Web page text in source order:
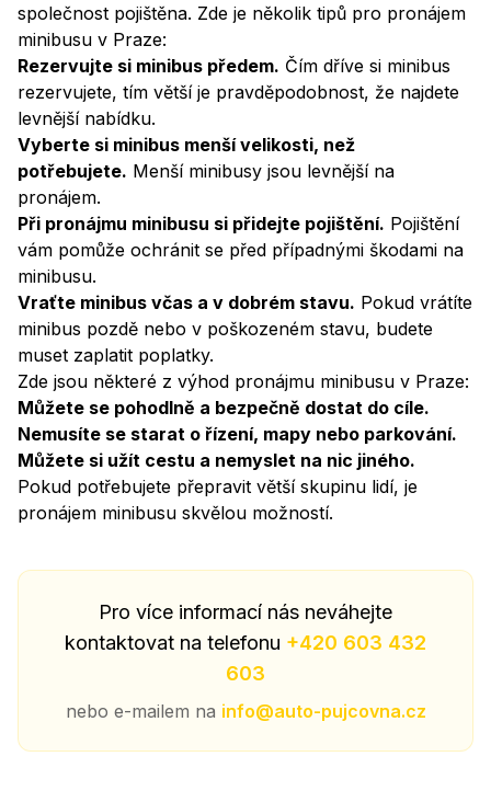
společnost pojištěna. Zde je několik tipů pro pronájem
minibusu v Praze:
Rezervujte si minibus předem. Čím dříve si minibus
rezervujete, tím větší je pravděpodobnost, že najdete
levnější nabídku.
Vyberte si minibus menší velikosti, než
potřebujete. Menší minibusy jsou levnější na
pronájem.
Při pronájmu minibusu si přidejte pojištění. Pojištění
vám pomůže ochránit se před případnými škodami na
minibusu.
Vraťte minibus včas a v dobrém stavu. Pokud vrátíte
minibus pozdě nebo v poškozeném stavu, budete
muset zaplatit poplatky.
Zde jsou některé z výhod pronájmu minibusu v Praze:
Můžete se pohodlně a bezpečně dostat do cíle.
Nemusíte se starat o řízení, mapy nebo parkování.
Můžete si užít cestu a nemyslet na nic jiného.
Pokud potřebujete přepravit větší skupinu lidí, je
pronájem minibusu skvělou možností.
Pro více informací nás neváhejte
kontaktovat na telefonu +420 603 432
603
nebo e-mailem na info@auto-pujcovna.cz